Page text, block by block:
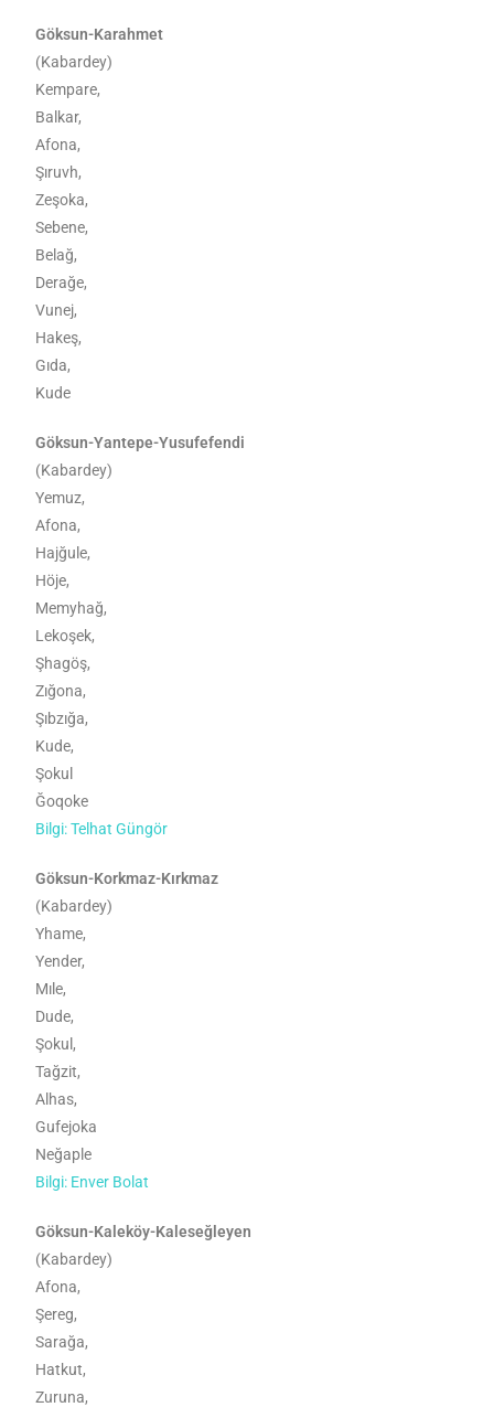
Göksun-Karahmet
(Kabardey)
Kempare,
Balkar,
Afona,
Şıruvh,
Zeşoka,
Sebene,
Belağ,
Derağe,
Vunej,
Hakeş,
Gıda,
Kude
Göksun-Yantepe-Yusufefendi
(Kabardey)
Yemuz,
Afona,
Hajğule,
Höje,
Memyhağ,
Lekoşek,
Şhagöş,
Zığona,
Şıbzığa,
Kude,
Şokul
Ğoqoke
Bilgi: Telhat Güngör
Göksun-Korkmaz-Kırkmaz
(Kabardey)
Yhame,
Yender,
Mıle,
Dude,
Şokul,
Tağzit,
Alhas,
Gufejoka
Neğaple
Bilgi: Enver Bolat
Göksun-Kaleköy-Kaleseğleyen
(Kabardey)
Afona,
Şereg,
Sarağa,
Hatkut,
Zuruna,